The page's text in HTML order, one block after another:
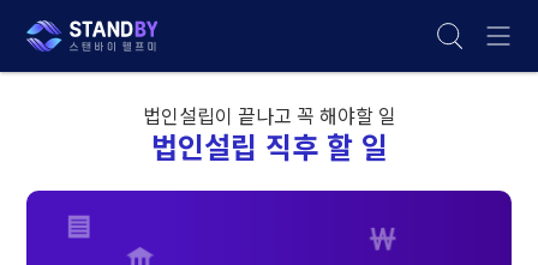
법인설립 직후 할 일
법인설립이 끝나고 꼭 해야할 일